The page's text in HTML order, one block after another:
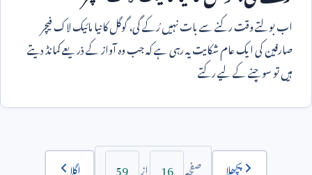
اب بولتے وقت رکنے سے بات نہیں رُکے گی، گوگل کا نیا مائیک لاک فیچر
صارفین کی ایک عام شکایت یہ رہی ہے کہ جب وہ آواز کے ذریعے کمانڈ دیتے
ہیں تو سوچنے کے لیے رکتے
پچھلا صفحہ 16 از 59 اگلا